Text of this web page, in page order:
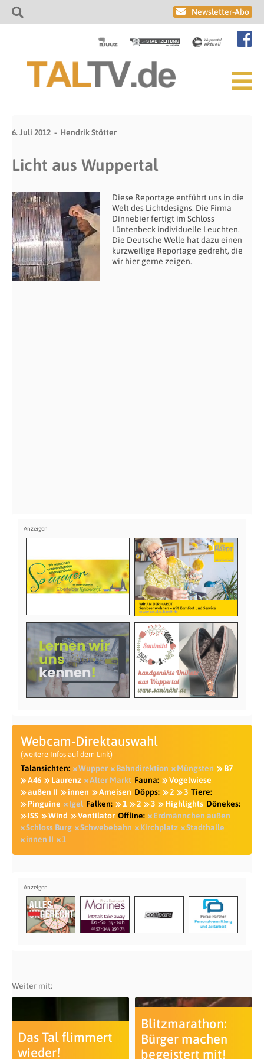
Newsletter-Abo
6. Juli 2012 Hendrik Stötter
Licht aus Wuppertal
Diese Reportage entführt uns in die
Welt des Lichtdesigns. Die Firma
Dinnebier fertigt im Schloss
Lüntenbeck individuelle Leuchten.
Die Deutsche Welle hat dazu einen
kurzweilige Reportage gedreht, die
wir hier gerne zeigen.
Webcam-Direktauswahl
(weitere Infos auf dem Link)
Talansichten: Wupper Bahndirektion Müngsten
B7
A46
Laurenz Alter Markt Fauna:
Vogelwiese
außen II
innen Ameisen Döpps: 2 3 Tiere:
Pinguine
Igel Falken: 1 2 3 Highlights Dönekes:
ISS
Wind Ventilator Offline:
Erdmännchen außen
Schloss Burg
Schwebebahn Kirchplatz
Stadthalle
innen II
1
Weiter mit:
Das Tal flimmert
wieder!
Blitzmarathon:
Bürger machen
begeistert mit!